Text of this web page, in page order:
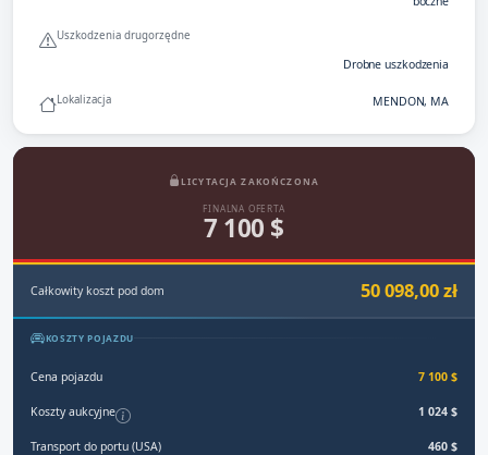
Uszkodzenia drugorzędne
Drobne uszkodzenia
Lokalizacja MENDON, MA
LICYTACJA ZAKOŃCZONA
FINALNA OFERTA
7 100 $
Całkowity koszt pod dom 50 098,00 zł
KOSZTY POJAZDU
Cena pojazdu 7 100 $
Koszty aukcyjne 1 024 $
Transport do portu (USA) 460 $